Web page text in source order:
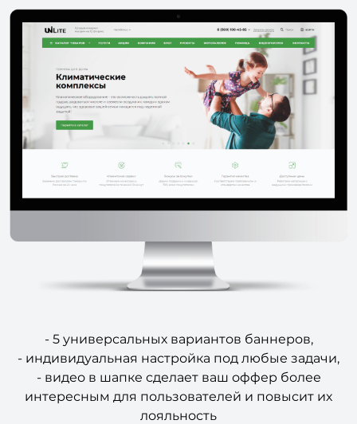
- 5 универсальных вариантов баннеров,
- индивидуальная настройка под любые задачи,
- видео в шапке сделает ваш оффер более
интересным для пользователей и повысит их
лояльность